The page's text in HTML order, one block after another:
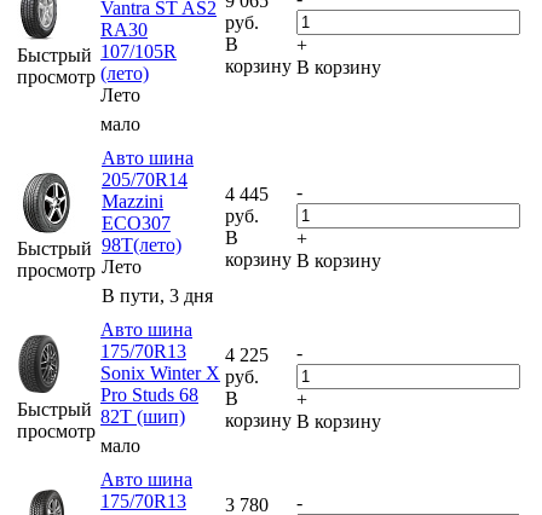
Быстрый
просмотр
Vantra ST AS2
RA30
107/105R
(лето)
Лето
мало
руб.
В
корзину
+
В корзину
Быстрый
просмотр
Авто шина
205/70R14
Mazzini
ECO307
98T(лето)
Лето
В пути, 3 дня
4 445
руб.
В
корзину
-
+
В корзину
Быстрый
просмотр
Авто шина
175/70R13
Sonix Winter X
Pro Studs 68
82T (шип)
мало
4 225
руб.
В
корзину
-
+
В корзину
Авто шина
175/70R13
3 780 -